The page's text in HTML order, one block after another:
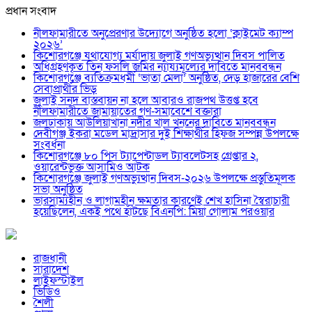
প্রধান সংবাদ
নীলফামারীতে অনুপ্রেরণার উদ্যোগে অনুষ্ঠিত হলো ‘ক্লাইমেট ক্যাম্প
২০২৬’
কিশোরগঞ্জে যথাযোগ্য মর্যাদায় জুলাই গণঅভ্যুত্থান দিবস পালিত
অধিগ্রহণকৃত তিন ফসলি জমির ন্যায্যমূল্যের দাবিতে মানববন্ধন
কিশোরগঞ্জে ব্যতিক্রমধর্মী ‘ভাতা মেলা’ অনুষ্ঠিত, দেড় হাজারের বেশি
সেবাপ্রার্থীর ভিড়
জুলাই সনদ বাস্তবায়ন না হলে আবারও রাজপথ উত্তপ্ত হবে
নীলফামারীতে জামায়াতের গণ-সমাবেশে বক্তারা
জলঢাকায় আউলিয়াখানা নদীর খাল খননের দাবিতে মানববন্ধন
দেবীগঞ্জ ইকরা মডেল মাদ্রাসার দুই শিক্ষার্থীর হিফজ সম্পন্ন উপলক্ষে
সংবর্ধনা
কিশোরগঞ্জে ৮০ পিস ট্যাপেন্টাডল ট্যাবলেটসহ গ্রেপ্তার ২,
ওয়ারেন্টভুক্ত আসামিও আটক
কিশোরগঞ্জে জুলাই গণঅভ্যুত্থান দিবস-২০২৬ উপলক্ষে প্রস্তুতিমূলক
সভা অনুষ্ঠিত
ভারসাম্যহীন ও লাগামহীন ক্ষমতার কারণেই শেখ হাসিনা স্বৈরাচারী
হয়েছিলেন, একই পথে হাঁটছে বিএনপি: মিয়া গোলাম পরওয়ার
রাজধানী
সারাদেশ
লাইফস্টাইল
ভিডিও
শৈলী